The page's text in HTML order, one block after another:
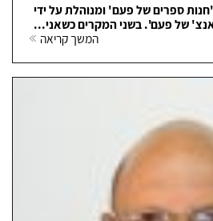
ספרים של פעם' ומנוהלת על ידי
של פעם'. בשני המקרים כשאני...
המשך קריאה